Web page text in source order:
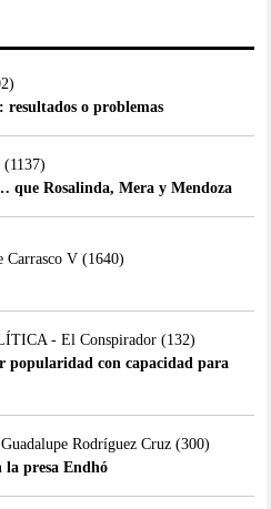
resultados o problemas
(1137)
Rosalinda, Mera y Mendoza
Carrasco V(1640)
- El Conspirador(132)
popularidad con capacidad para
Rodríguez Cruz(300)
la presa Endhó